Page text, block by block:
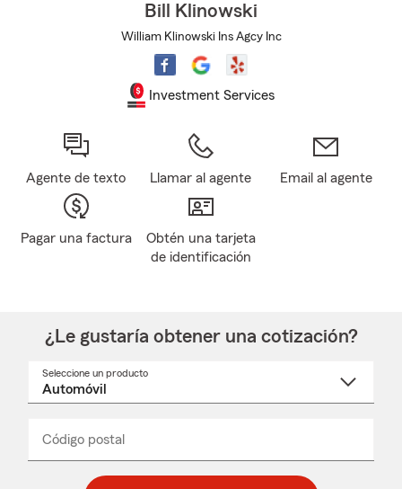
Bill Klinowski
William Klinowski Ins Agcy Inc
Investment Services
Agente de texto Llamar al agente Email al agente
Pagar una factura
Obtén una tarjeta
de identificación
¿Le gustaría obtener una cotización?
Seleccione un producto
desplegable
Código postal
_____